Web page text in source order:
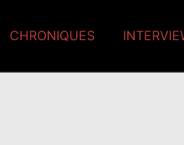
CHRONIQUES